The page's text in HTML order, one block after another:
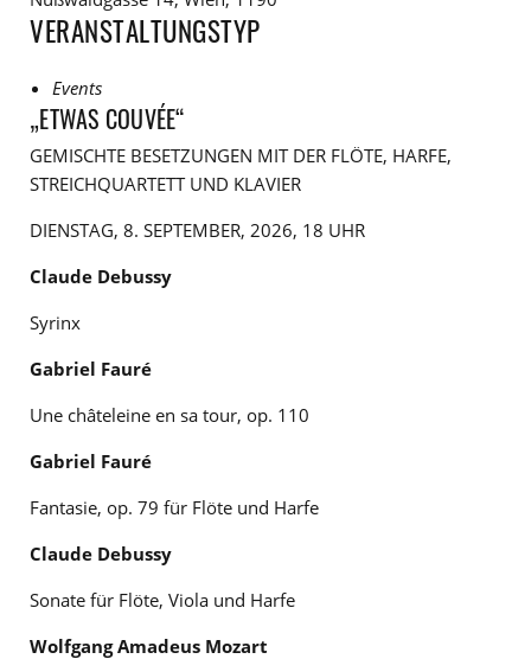
VERANSTALTUNGSTYP
Events
„ETWAS COUVÉE“
GEMISCHTE BESETZUNGEN MIT DER FLÖTE, HARFE,
STREICHQUARTETT UND KLAVIER
DIENSTAG, 8. SEPTEMBER, 2026, 18 UHR
Claude Debussy
Syrinx
Gabriel Fauré
Une châteleine en sa tour, op. 110
Gabriel Fauré
Fantasie, op. 79 für Flöte und Harfe
Claude Debussy
Sonate für Flöte, Viola und Harfe
Wolfgang Amadeus Mozart